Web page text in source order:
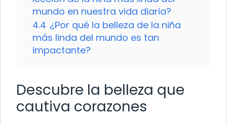
mundo en nuestra vida diaria?
4.4 ¿Por qué la belleza de la niña
más linda del mundo es tan
impactante?
Descubre la belleza que
cautiva corazones